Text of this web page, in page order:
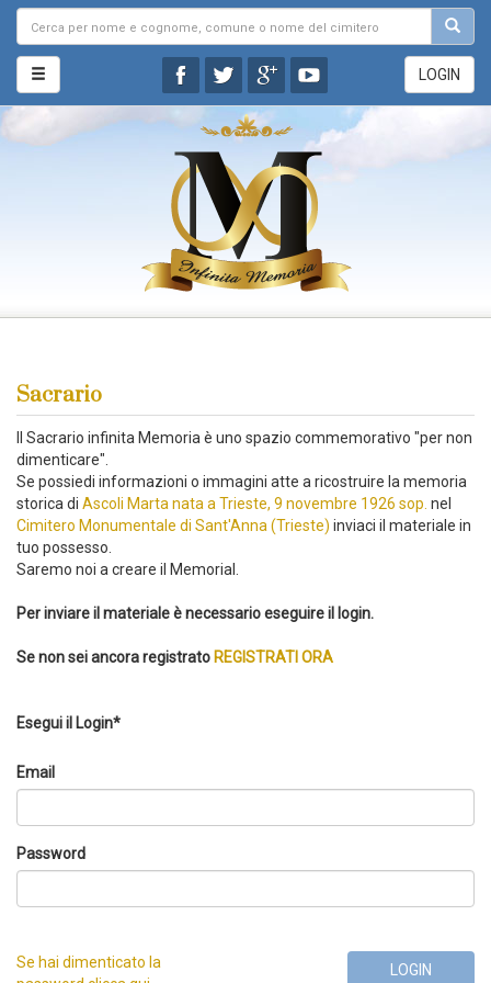
LOGIN
Sacrario
Il Sacrario infinita Memoria è uno spazio commemorativo "per non
dimenticare".
Se possiedi informazioni o immagini atte a ricostruire la memoria
storica di Ascoli Marta nata a Trieste, 9 novembre 1926 sop. nel
Cimitero Monumentale di Sant'Anna (Trieste) inviaci il materiale in
tuo possesso.
Saremo noi a creare il Memorial.
Per inviare il materiale è necessario eseguire il login.
Se non sei ancora registrato REGISTRATI ORA
Esegui il Login*
Email
Password
Se hai dimenticato la
LOGIN